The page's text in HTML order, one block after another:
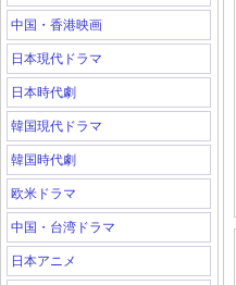
中国・香港映画
日本現代ドラマ
日本時代劇
韓国現代ドラマ
韓国時代劇
欧米ドラマ
中国・台湾ドラマ
日本アニメ